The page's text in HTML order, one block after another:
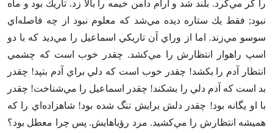
را كر مي‌كرد. بلند شد و آرام دامن خيمه را بالا زد. تاريك بود و ماه
نبود; فقط يك ستاره ديده مي‌شد كه معلوم نبود از چه فاصله‌اي
سوسو مي‌زند. اما از وراي آن تاريكي اسماعيل را مي‌ديد كه با دو
اسپ راهوار انتظارش را مي‌كشد. چقدر خوب است كه چشمي
انتظار آدم را بكشد! چقدر خوب است كه دلي براي آدم بتپد! چقدر
بد است كه آدم دلي را بشكند! چقدر اسماعيل را مي‌شناخت‌! چقدر
با او يگانه بود! چقدر دلش برايش تنگ شده بود! شاهزاده‌اي را كه
هميشه انتظارش را مي‌كشيد. مرد رؤياهايش‌. پس چرا معطل بود؟